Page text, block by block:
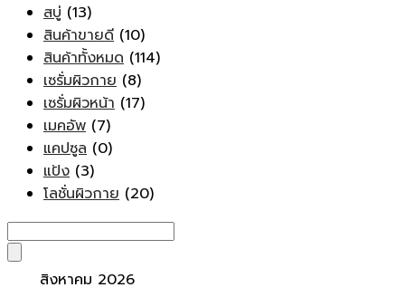
สบู่ (13)
สินค้าขายดี (10)
สินค้าทั้งหมด (114)
เซรั่มผิวกาย (8)
เซรั่มผิวหน้า (17)
เมคอัพ (7)
แคปซูล (0)
แป้ง (3)
โลชั่นผิวกาย (20)
สิงหาคม 2026